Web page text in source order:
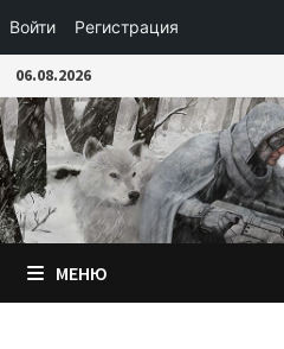
Войти Регистрация
Перейти
к
содержимому
06.08.2026
МЕНЮ